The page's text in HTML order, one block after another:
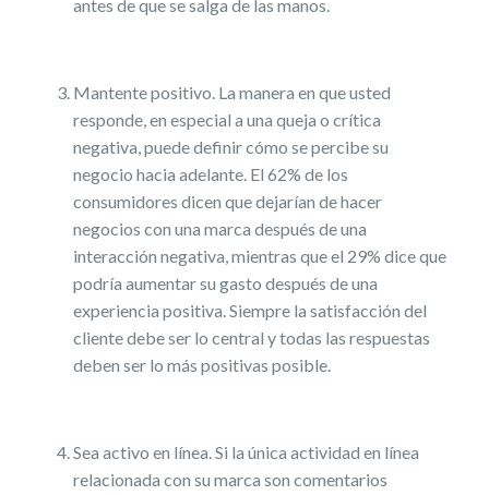
antes de que se salga de las manos.
Mantente positivo. La manera en que usted
responde, en especial a una queja o crítica
negativa, puede definir cómo se percibe su
negocio hacia adelante. El 62% de los
consumidores dicen que dejarían de hacer
negocios con una marca después de una
interacción negativa, mientras que el 29% dice que
podría aumentar su gasto después de una
experiencia positiva. Siempre la satisfacción del
cliente debe ser lo central y todas las respuestas
deben ser lo más positivas posible.
Sea activo en línea. Si la única actividad en línea
relacionada con su marca son comentarios